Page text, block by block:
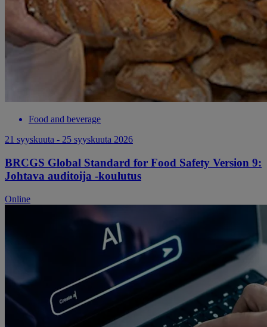
Food and beverage
21 syyskuuta - 25 syyskuuta 2026
BRCGS Global Standard for Food Safety Version 9:
Johtava auditoija -koulutus
Online